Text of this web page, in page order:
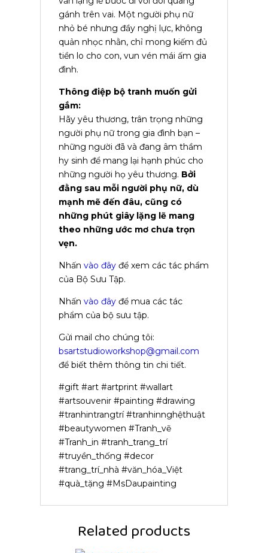
gánh trên vai. Một người phụ nữ
nhỏ bé nhưng đầy nghị lực, không
quản nhọc nhằn, chỉ mong kiếm đủ
tiền lo cho con, vun vén mái ấm gia
đình.
Thông điệp bộ tranh muốn gửi
gắm:
Hãy yêu thương, trân trọng những
người phụ nữ trong gia đình bạn –
những người đã và đang âm thầm
hy sinh để mang lại hạnh phúc cho
những người họ yêu thương. Bởi
đằng sau mỗi người phụ nữ, dù
mạnh mẽ đến đâu, cũng có
những phút giây lặng lẽ mang
theo những ước mơ chưa trọn
vẹn.
Nhấnvào đây để xem các tác phẩm
của Bộ Sưu Tập.
Nhấnvào đây để mua các tác
phẩm của bộ sưu tập.
Gửi mail cho chúng tôi:
bsartstudioworkshop@gmail.com
để biết thêm thông tin chi tiết.
#gift #art #artprint #wallart
#artsouvenir #painting #drawing
#tranhintrangtrí #tranhinnghệthuật
#beautywomen #Tranh_vẽ
#Tranh_in #tranh_trang_trí
#truyền_thống #decor
#trang_trí_nhà #văn_hóa_Việt
#quà_tặng #MsDaupainting
Related products